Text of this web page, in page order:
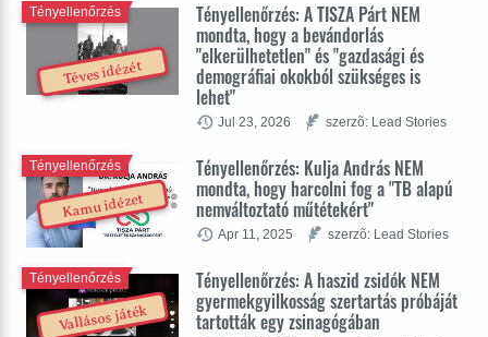
Téves idézét
Tényellenőrzés: A TISZA Párt NEM
mondta, hogy a bevándorlás
"elkerülhetetlen" és "gazdasági és
demográfiai okokból szükséges is
lehet"
Tényellenőrzés
Jul 23, 2026 szerzõ: Lead Stories
Kamu idézet
Tényellenőrzés: Kulja András NEM
mondta, hogy harcolni fog a "TB alapú
nemváltoztató műtétekért"
Tényellenőrzés
Apr 11, 2025 szerzõ: Lead Stories
Vallásos játék
Tényellenőrzés: A haszid zsidók NEM
gyermekgyilkosság szertartás próbáját
tartották egy zsinagógában
Tényellenőrzés